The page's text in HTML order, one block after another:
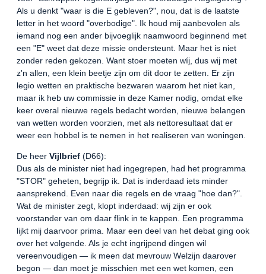
Als u denkt "waar is die E gebleven?", nou, dat is de laatste
letter in het woord "overbodige". Ik houd mij aanbevolen als
iemand nog een ander bijvoeglijk naamwoord beginnend met
een "E" weet dat deze missie ondersteunt. Maar het is niet
zonder reden gekozen. Want stoer moeten wíj, dus wij met
z'n allen, een klein beetje zijn om dit door te zetten. Er zijn
legio wetten en praktische bezwaren waarom het niet kan,
maar ik heb uw commissie in deze Kamer nodig, omdat elke
keer overal nieuwe regels bedacht worden, nieuwe belangen
van wetten worden voorzien, met als nettoresultaat dat er
weer een hobbel is te nemen in het realiseren van woningen.
De heer Vijlbrief (D66):
Dus als de minister niet had ingegrepen, had het programma
"STOR" geheten, begrijp ik. Dat is inderdaad iets minder
aansprekend. Even naar die regels en de vraag "hoe dan?".
Wat de minister zegt, klopt inderdaad: wij zijn er ook
voorstander van om daar flink in te kappen. Een programma
lijkt mij daarvoor prima. Maar een deel van het debat ging ook
over het volgende. Als je echt ingrijpend dingen wil
vereenvoudigen — ik meen dat mevrouw Welzijn daarover
begon — dan moet je misschien met een wet komen, een